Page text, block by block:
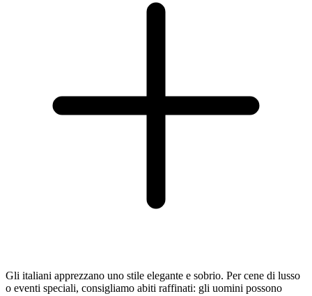
Gli italiani apprezzano uno stile elegante e sobrio. Per cene di lusso
o eventi speciali, consigliamo abiti raffinati: gli uomini possono